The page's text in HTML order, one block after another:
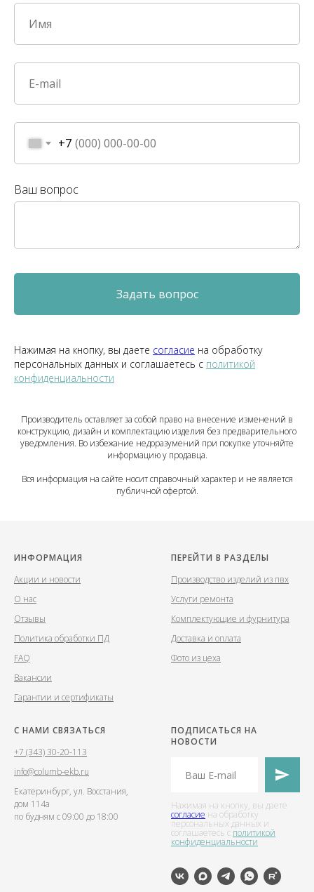
+7
Ваш вопрос
Задать вопрос
Нажимая на кнопку, вы даете согласие на обработку
персональных данных и соглашаетесь c политикой
конфиденциальности
Производитель оставляет за собой право на внесение изменений в
конструкцию, дизайн и комплектацию изделия без предварительного
уведомления. Во избежание недоразумений при покупке уточняйте
информацию у продавца.
Вся информация на сайте носит справочный характер и не является
публичной офертой.
ИНФОРМАЦИЯ
Акции и новости
О нас
Отзывы
Политика обработки ПД
FAQ
Вакансии
Гарантии и сертификаты
ПЕРЕЙТИ В РАЗДЕЛЫ
Производство изделий из пвх
Услуги ремонта
Комплектующие и фурнитура
Доставка и оплата
Фото из цеха
С НАМИ СВЯЗАТЬСЯ
+7 (343) 30-20-113
info@columb-ekb.ru
Екатеринбург, ул. Восстания,
дом 114а
по будням с 09:00 до 18:00
ПОДПИСАТЬСЯ НА
НОВОСТИ
Нажимая на кнопку, вы даете
согласие на обработку
персональных данных и
соглашаетесь c политикой
конфиденциальности